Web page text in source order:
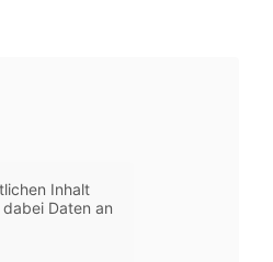
Inhalt
Daten an